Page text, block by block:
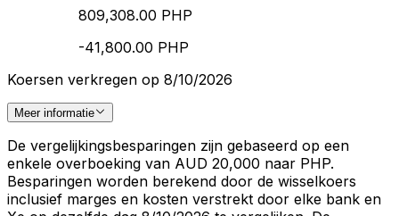
809,308.00 PHP
-41,800.00 PHP
Koersen verkregen op 8/10/2026
Meer informatie
De vergelijkingsbesparingen zijn gebaseerd op een
enkele overboeking van AUD 20,000 naar PHP.
Besparingen worden berekend door de wisselkoers
inclusief marges en kosten verstrekt door elke bank en